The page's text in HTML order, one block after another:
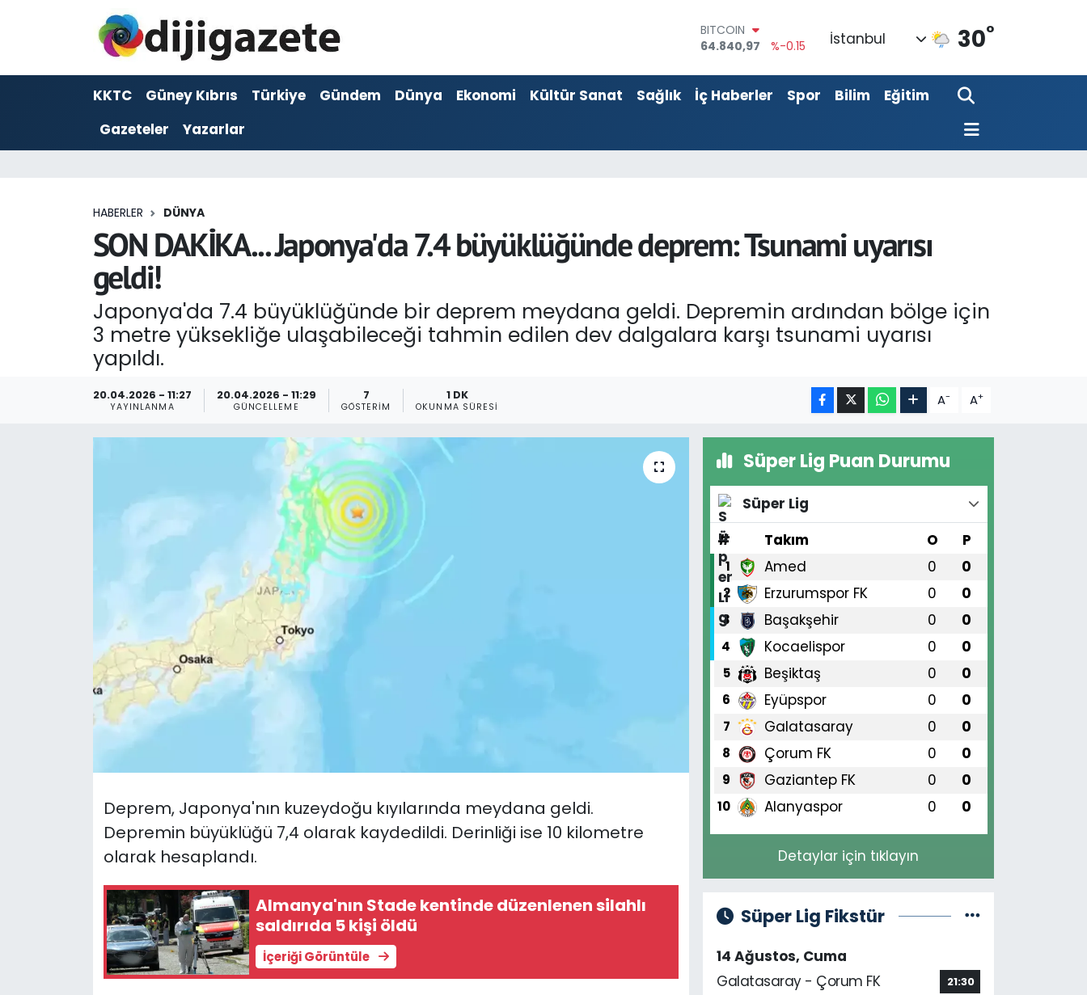
DOLAR
47,7436
%0.18
55,2510
%0.32
STERLİN
İstanbul 30°
KKTC Güney Kıbrıs Türkiye Gündem Dünya Ekonomi Kültür Sanat Sağlık İç Haberler Spor Bilim
Eğitim
Gazeteler
Yazarlar
HABERLER DÜNYA
SON DAKİKA... Japonya'da 7.4 büyüklüğünde deprem: Tsunami uyarısı
geldi!
Japonya'da 7.4 büyüklüğünde bir deprem meydana geldi. Depremin ardından bölge için
3 metre yüksekliğe ulaşabileceği tahmin edilen dev dalgalara karşı tsunami uyarısı
yapıldı.
20.04.2026 - 11:27
YAYINLANMA
20.04.2026 - 11:29
GÜNCELLEME
7
GÖSTERIM
1 DK
OKUNMA SÜRESI A- A+
Deprem, Japonya'nın kuzeydoğu kıyılarında meydana geldi.
Depremin büyüklüğü 7,4 olarak kaydedildi. Derinliği ise 10 kilometre
olarak hesaplandı.
Almanya'nın Stade kentinde düzenlenen silahlı
saldırıda 5 kişi öldü
İçeriği Görüntüle
Süper Lig Puan Durumu
Süper Lig
#
Takım O P
1 Amed 0 0
2 Erzurumspor FK 0 0
3 Başakşehir 0 0
4 Kocaelispor 0 0
5 Beşiktaş 0 0
6 Eyüpspor 0 0
7 Galatasaray 0 0
8 Çorum FK 0 0
9 Gaziantep FK 0 0
10 Alanyaspor 0 0
Detaylar için tıklayın
Süper Lig Fikstür
14 Ağustos, Cuma
Galatasaray - Çorum FK
21:30
ADVERTORIAL
Dijigazete
Foto Galeri
Güncel
Gündem
Kültür Sanat
Nöbetçi Eczaneler
Otomobil Dünyası
Politika
Teknoloji
TÜRKiYE
Video Galeri
Hava Durumu
Trafik Durumu
Haber Arşivi